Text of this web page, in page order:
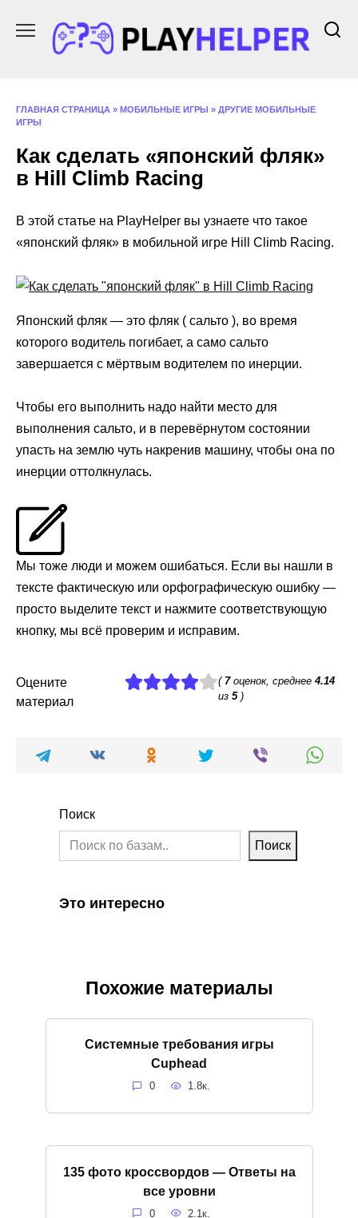
содержанию
ГЛАВНАЯ СТРАНИЦА » МОБИЛЬНЫЕ ИГРЫ » ДРУГИЕ МОБИЛЬНЫЕ
ИГРЫ
Как сделать «японский фляк»
в Hill Climb Racing
В этой статье на PlayHelper вы узнаете что такое
«японский фляк» в мобильной игре Hill Climb Racing.
Японский фляк — это фляк ( сальто ), во время
которого водитель погибает, а само сальто
завершается с мёртвым водителем по инерции.
Чтобы его выполнить надо найти место для
выполнения сальто, и в перевёрнутом состоянии
упасть на землю чуть накренив машину, чтобы она по
инерции оттолкнулась.
Мы тоже люди и можем ошибаться. Если вы нашли в
тексте фактическую или орфографическую ошибку —
просто выделите текст и нажмите соответствующую
кнопку, мы всё проверим и исправим.
Оцените
материал
( 7оценок, среднее 4.14
из 5)
Поиск
Поиск
Это интересно
Похожие материалы
Системные требования игры
Cuphead
0 1.8к.
135 фото кроссвордов — Ответы на
все уровни
0 2.1к.